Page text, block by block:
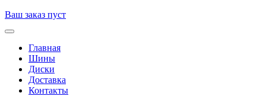
Ваш заказ пуст
Главная
Шины
Диски
Доставка
Контакты